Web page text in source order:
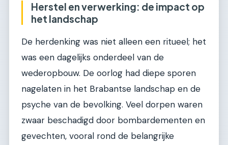
Herstel en verwerking: de impact op
het landschap
De herdenking was niet alleen een ritueel; het
was een dagelijks onderdeel van de
wederopbouw. De oorlog had diepe sporen
nagelaten in het Brabantse landschap en de
psyche van de bevolking. Veel dorpen waren
zwaar beschadigd door bombardementen en
gevechten, vooral rond de belangrijke